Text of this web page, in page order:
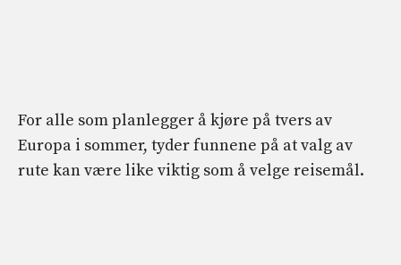
For alle som planlegger å kjøre på tvers av
Europa i sommer, tyder funnene på at valg av
rute kan være like viktig som å velge reisemål.